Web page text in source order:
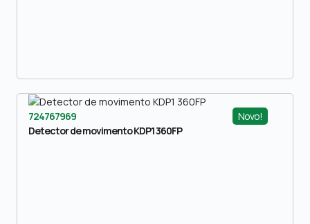
Novo!
724767969
Detector de movimento KDP1 360FP